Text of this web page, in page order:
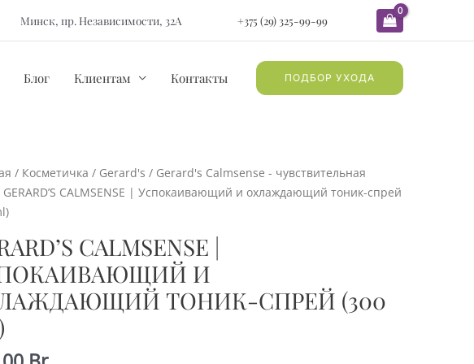
Минск, пр. Независимости, 32А +375 (29) 325-99-99
Блог Клиентам Контакты ПОДБОР УХОДА
/ Косметичка / Gerard's / Gerard's Calmsense - чувствительная
GERARD’S CALMSENSE | Успокаивающий и охлаждающий тоник-спрей
CALMSENSE |
И
ТОНИК-СПРЕЙ (300